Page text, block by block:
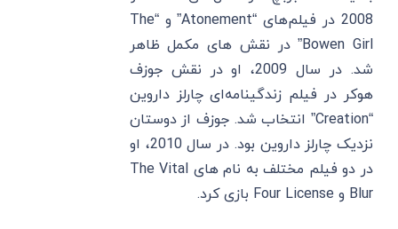
2008 در فیلم‌های “Atonement” و “The
Bowen Girl” در نقش‌ های مکمل ظاهر
شد. در سال 2009، او در نقش جوزف
هوکر در فیلم زندگینامه‌ای چارلز داروین
“Creation” انتخاب شد. جوزف از دوستان
نزدیک چارلز داروین بود. در سال 2010، او
در دو فیلم مختلف به نام‌ های The Vital
Blur و Four License بازی کرد.